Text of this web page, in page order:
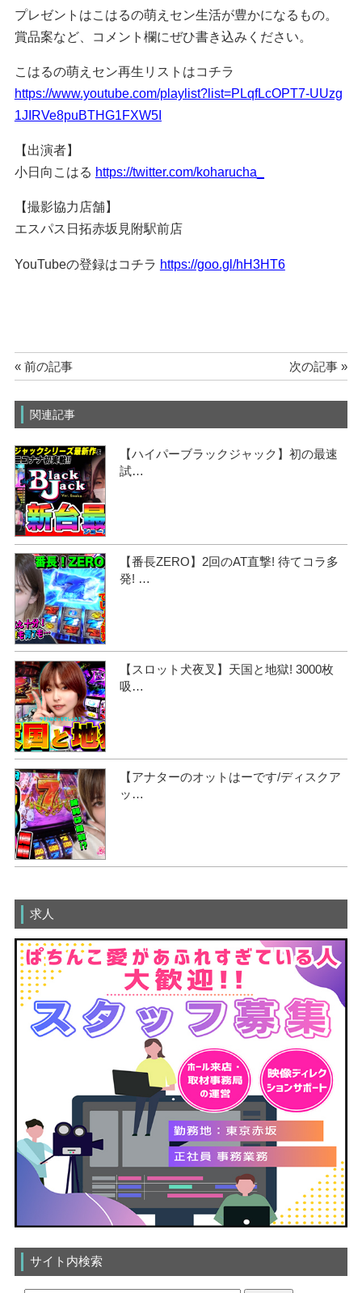
プレゼントはこはるの萌えセン生活が豊かになるもの。
賞品案など、コメント欄にぜひ書き込みください。
こはるの萌えセン再生リストはコチラ
https://www.youtube.com/playlist?list=PLqfLcOPT7-UUzg
1JIRVe8puBTHG1FXW5I
【出演者】
小日向こはる https://twitter.com/koharucha_
【撮影協力店舗】
エスパス日拓赤坂見附駅前店
YouTubeの登録はコチラ https://goo.gl/hH3HT6
« 前の記事 次の記事 »
関連記事
【ハイパーブラックジャック】初の最速
試…
【番長ZERO】2回のAT直撃! 待てコラ多
発! …
【スロット犬夜叉】天国と地獄! 3000枚
吸…
【アナターのオットはーです/ディスクア
ッ…
求人
サイト内検索